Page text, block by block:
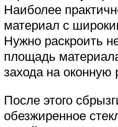
Наиболее
материал с
Нужно раскроить
площадь
захода на оконную
После этого
обезжиренное